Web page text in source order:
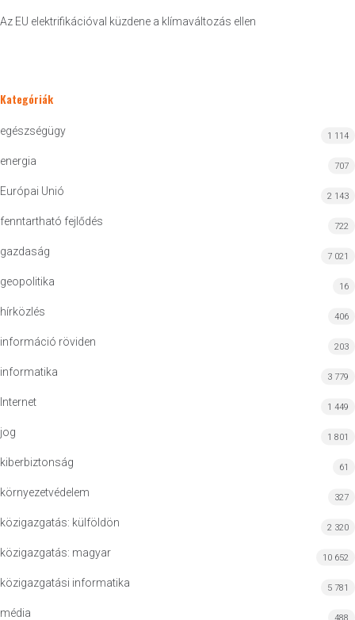
Az EU elektrifikációval küzdene a klímaváltozás ellen
Kategóriák
egészségügy 1 114
energia 707
Európai Unió 2 143
fenntartható fejlődés 722
gazdaság 7 021
geopolitika 16
hírközlés 406
információ röviden 203
informatika 3 779
Internet 1 449
jog 1 801
kiberbiztonság 61
környezetvédelem 327
közigazgatás: külföldön 2 320
közigazgatás: magyar 10 652
közigazgatási informatika 5 781
média 488